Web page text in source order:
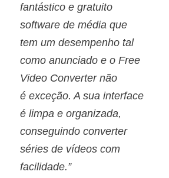
fantástico e gratuito
software de média que
tem um desempenho tal
como anunciado e o Free
Video Converter não
é exceção. A sua interface
é limpa e organizada,
conseguindo converter
séries de vídeos com
facilidade.”